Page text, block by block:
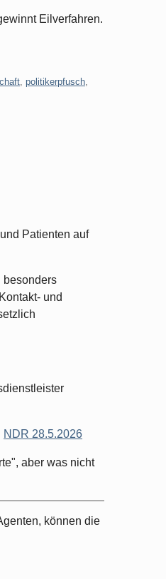
Eilverfahren.
, politikerpfusch,
Patienten auf
besonders
und
NDR 28.5.2026
aber was nicht
können die